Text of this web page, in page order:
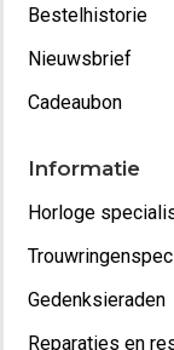
Bestelhistorie
Nieuwsbrief
Cadeaubon
Informatie
Horloge
Gedenksieraden
Reparaties en